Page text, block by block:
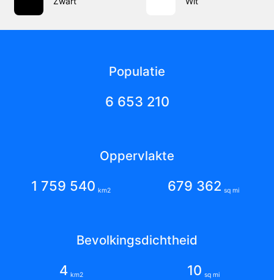
Populatie
6 653 210
Oppervlakte
1 759 540 km2 679 362 sq mi
Bevolkingsdichtheid
4 km2 10 sq mi